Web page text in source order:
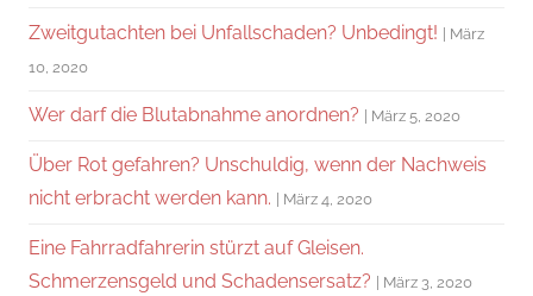
Zweitgutachten bei Unfallschaden? Unbedingt!
März
10, 2020
Wer darf die Blutabnahme anordnen? März 5, 2020
Über Rot gefahren? Unschuldig, wenn der Nachweis
nicht erbracht werden kann.
März 4, 2020
Eine Fahrradfahrerin stürzt auf Gleisen.
Schmerzensgeld und Schadensersatz?
März 3, 2020